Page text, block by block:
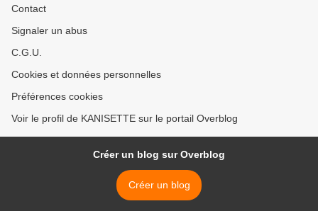
Contact
Signaler un abus
C.G.U.
Cookies et données personnelles
Préférences cookies
Voir le profil de KANISETTE sur le portail Overblog
Créer un blog sur Overblog
Créer un blog